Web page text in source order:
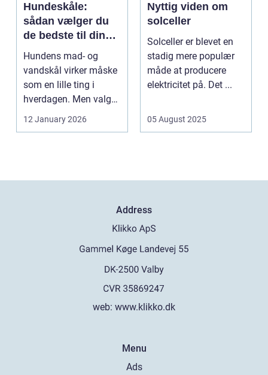
Hundeskåle:
sådan vælger du
de bedste til din
hund
Hundens mad- og
vandskål virker måske
som en lille ting i
hverdagen. Men valg
af sk&arin...
12 January 2026
Nyttig viden om
solceller
Solceller er blevet en
stadig mere populær
måde at producere
elektricitet på. Det ...
05 August 2025
Address
web: www.klikko.dk
Menu
Ads